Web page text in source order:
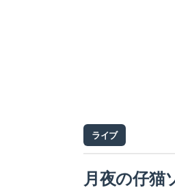
ライブ
月夜の仔猫